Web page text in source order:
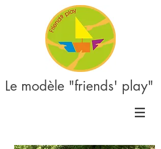
Le modèle "friends' play"